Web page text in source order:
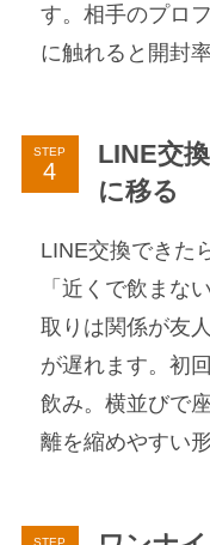
す。相手のプロ
に触れると開封
STEP
LINE交
に移る
LINE交換できた
「近くで飲まな
取りは関係が友
が遅れます。初
飲み。横並びで
離を縮めやすい形
STEP